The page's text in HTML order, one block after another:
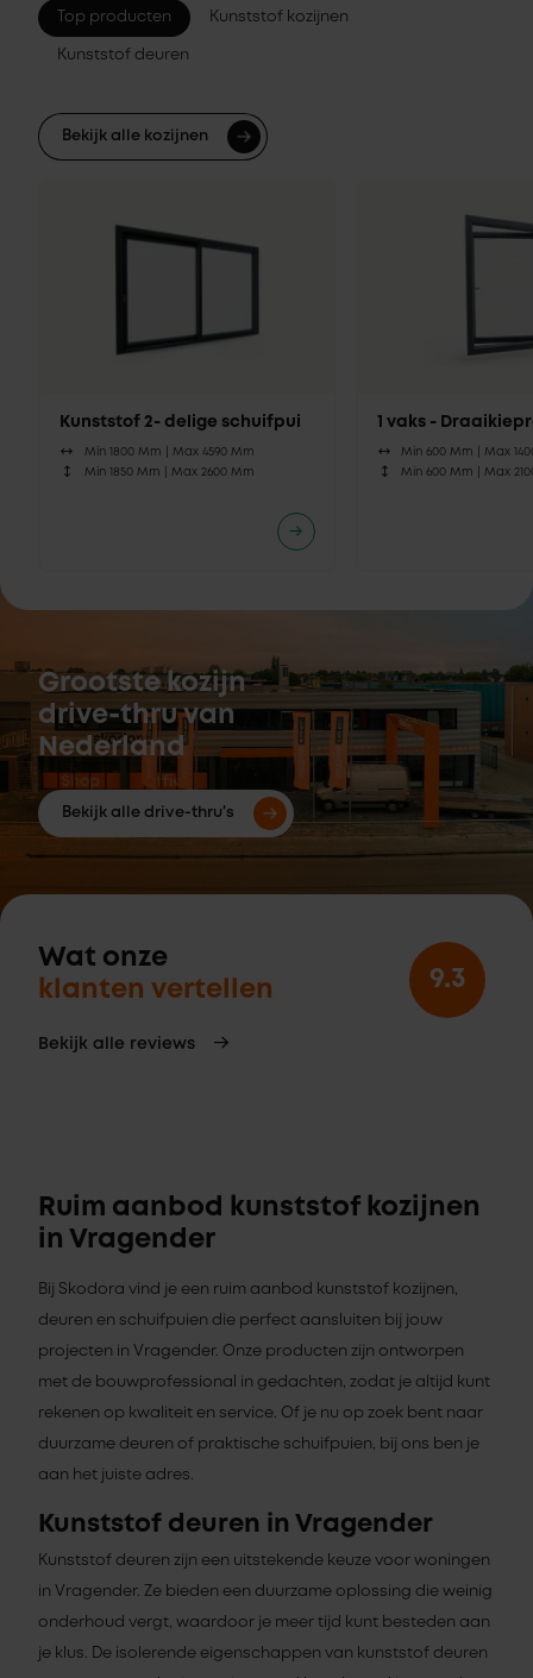
Top producten Kunststof kozijnen
Kunststof deuren
Bekijk alle kozijnen
Kunststof 2- delige schuifpui
Min 1800 Mm | Max 4590 Mm
Min 1850 Mm | Max 2600 Mm
1 vaks -
Min 600 Mm |Max
Min 600 Mm |Max
Grootste kozijn
drive-thru van
Nederland
Bekijk alle drive-thru's
Wat onze
klanten vertellen
Bekijk alle reviews
9.3
Ruim aanbod kunststof kozijnen
in Vragender
Bij Skodora vind je een ruim aanbod kunststof kozijnen,
deuren en schuifpuien die perfect aansluiten bij jouw
projecten in Vragender. Onze producten zijn ontworpen
met de bouwprofessional in gedachten, zodat je altijd kunt
rekenen op kwaliteit en service. Of je nu op zoek bent naar
duurzame deuren of praktische schuifpuien, bij ons ben je
aan het juiste adres.
Kunststof deuren in Vragender
Kunststof deuren zijn een uitstekende keuze voor woningen
in Vragender. Ze bieden een duurzame oplossing die weinig
onderhoud vergt, waardoor je meer tijd kunt besteden aan
je klus. De isolerende eigenschappen van kunststof deuren